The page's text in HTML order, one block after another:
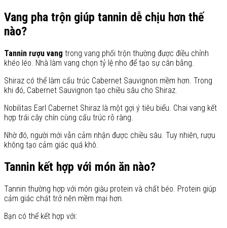
Vang pha trộn giúp tannin dễ chịu hơn thế
nào?
Tannin rượu vang trong vang phối trộn thường được điều chỉnh
khéo léo. Nhà làm vang chọn tỷ lệ nho để tạo sự cân bằng.
Shiraz có thể làm cấu trúc Cabernet Sauvignon mềm hơn. Trong
khi đó, Cabernet Sauvignon tạo chiều sâu cho Shiraz.
Nobilitas Earl Cabernet Shiraz là một gợi ý tiêu biểu. Chai vang kết
hợp trái cây chín cùng cấu trúc rõ ràng.
Nhờ đó, người mới vẫn cảm nhận được chiều sâu. Tuy nhiên, rượu
không tạo cảm giác quá khô.
Tannin kết hợp với món ăn nào?
Tannin thường hợp với món giàu protein và chất béo. Protein giúp
cảm giác chát trở nên mềm mại hơn.
Bạn có thể kết hợp với: